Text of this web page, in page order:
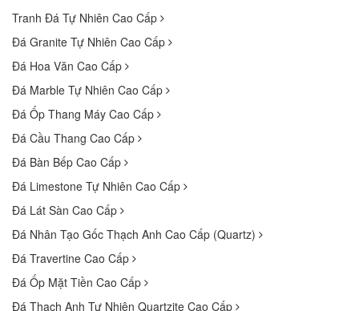
Tranh Đá Tự Nhiên Cao Cấp
Đá Granite Tự Nhiên Cao Cấp
Đá Hoa Văn Cao Cấp
Đá Marble Tự Nhiên Cao Cấp
Đá Ốp Thang Máy Cao Cấp
Đá Cầu Thang Cao Cấp
Đá Bàn Bếp Cao Cấp
Đá Limestone Tự Nhiên Cao Cấp
Đá Lát Sàn Cao Cấp
Đá Nhân Tạo Gốc Thạch Anh Cao Cấp (Quartz)
Đá Travertine Cao Cấp
Đá Ốp Mặt Tiền Cao Cấp
Đá Thạch Anh Tự Nhiên Quartzite Cao Cấp